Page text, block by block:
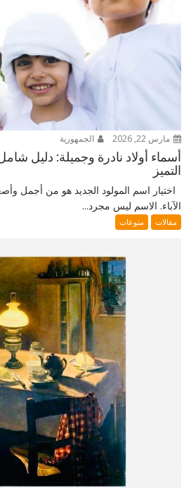
مارس 22, 2026 الجمهورية
أسماء أولاد نادرة وجميلة: دليل شامل
التميز
اختيار اسم المولود الجديد هو من أجمل
الآباء. الاسم ليس مجرد...
مقالات منوعات